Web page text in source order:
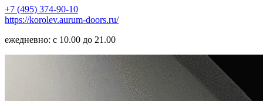
+7 (495) 374-90-10
https://korolev.aurum-doors.ru/
ежедневно: с 10.00 до 21.00